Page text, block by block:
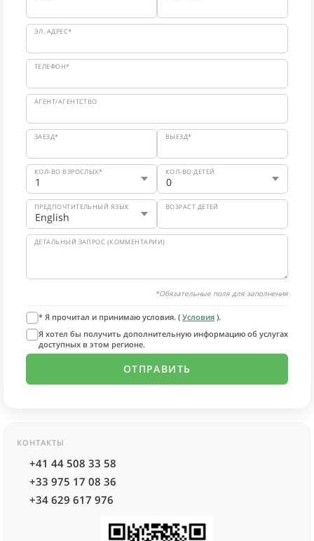
ЭЛ. АДРЕС*
ТЕЛЕФОН*
АГЕНТ/АГЕНТСТВО
ЗАЕЗД* ВЫЕЗД*
КОЛ-ВО ВЗРОСЛЫХ* КОЛ-ВО ДЕТЕЙ
ПРЕДПОЧТИТЕЛЬНЫЙ ЯЗЫК ВОЗРАСТ ДЕТЕЙ
ДЕТАЛЬНЫЙ ЗАПРОС (КОММЕНТАРИИ)
*Обязательные поля для заполнения
* Я прочитал и принимаю условия. ( Условия ).
Я хотел бы получить дополнительную информацию об услугах
доступных в этом регионе.
КОНТАКТЫ
+41 44 508 33 58
+33 975 17 08 36
+34 629 617 976